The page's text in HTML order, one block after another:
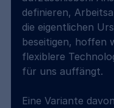
definieren,
die eigentlichen
beseitigen, hoffen
flexiblere
für uns auffängt.
Eine Variante